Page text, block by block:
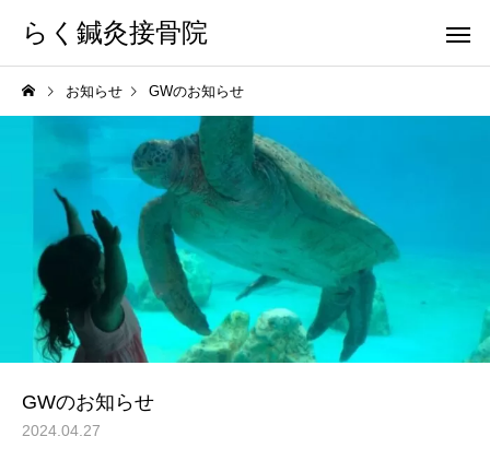
らく鍼灸接骨院
KB Finger
お知らせ GWのお知らせ
GWのお知らせ
2024.04.27